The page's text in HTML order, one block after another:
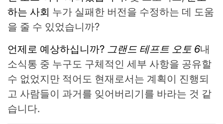
하는 사회 누가 실패한 버전을 수정하는 데 도움
을 줄 수 있었습니까?
언제로 예상하십니까? 그랜드 테프트 오토 6내
소식통 중 누구도 구체적인 세부 사항을 공유할
수 없었지만 적어도 현재로서는 계획이 진행되
고 사람들이 과거를 잊어버리기를 바라는 것 같
습니다.